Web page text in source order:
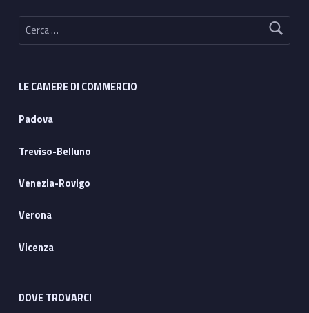
Ricerca per:
LE CAMERE DI COMMERCIO
Padova
Treviso-Belluno
Venezia-Rovigo
Verona
Vicenza
DOVE TROVARCI